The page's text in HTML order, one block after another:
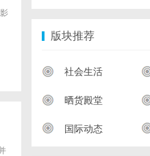
版块推荐
社会生活
晒货殿堂
国际动态